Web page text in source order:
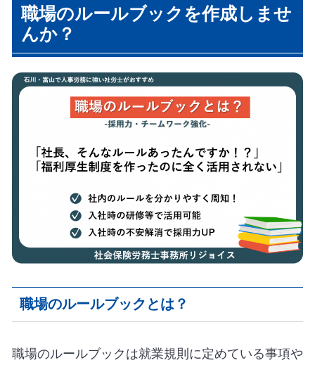
職場のルールブックを作成しませ
んか？
職場のルールブックとは？
職場のルールブックは就業規則に定めている事項や